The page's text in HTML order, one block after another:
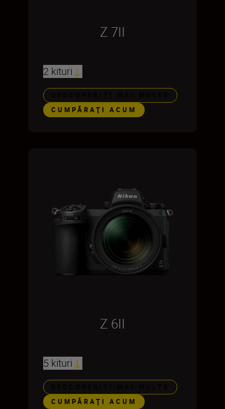
Z 7II
2 kituri
CUMPĂRAŢI ACUM
Z 6II
5 kituri
CUMPĂRAŢI ACUM